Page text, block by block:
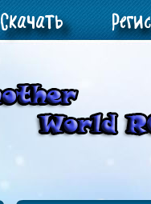
Скачать